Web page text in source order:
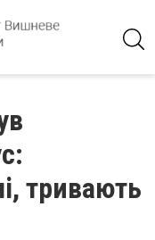
тривають